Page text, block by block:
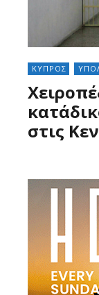
ΚΥΠΡΟΣ
στις